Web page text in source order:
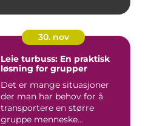
30. nov
Leie turbuss: En praktisk
løsning for grupper
Det er mange situasjoner
der man har behov for å
transportere en større
gruppe menneske...